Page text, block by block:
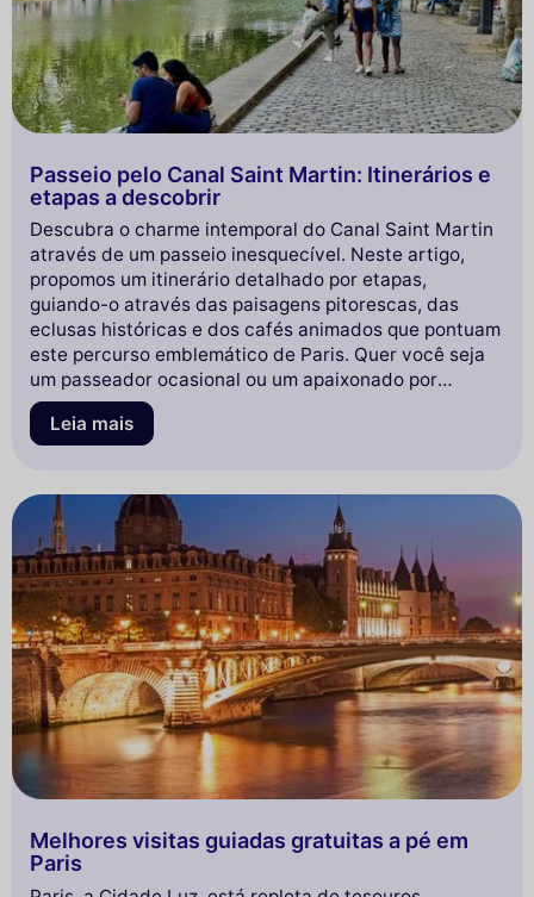
Passeio pelo Canal Saint Martin: Itinerários e
etapas a descobrir
Descubra o charme intemporal do Canal Saint Martin
através de um passeio inesquecível. Neste artigo,
propomos um itinerário detalhado por etapas,
guiando-o através das paisagens pitorescas, das
eclusas históricas e dos cafés animados que pontuam
este percurso emblemático de Paris. Quer você seja
um passeador ocasional ou um apaixonado por
história, este passeio revelará os segredos
escondidos deste bairro vibrante.
Leia mais
Melhores visitas guiadas gratuitas a pé em
Paris